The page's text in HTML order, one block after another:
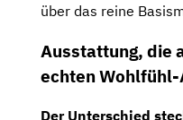
über das reine
Ausstattung, die
echten
Der Unterschied